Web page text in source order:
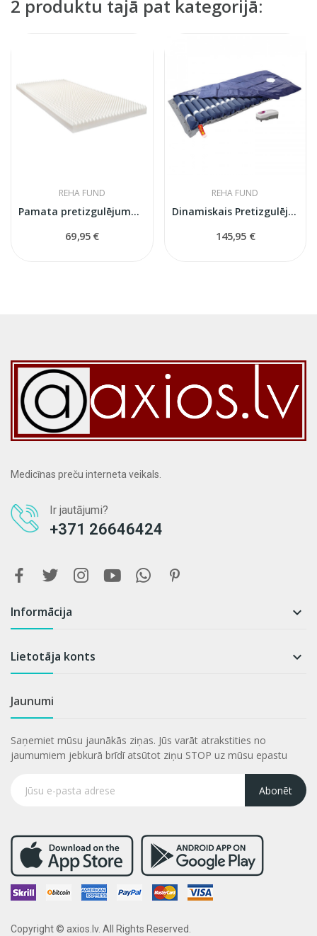
2 produktu tajā pat kategorijā:
REHA FUND
Pamata pretizgulējuma putu matracis
69,95 €
REHA FUND
Dinamiskais Pretizgulējuma matracis ar kompresoru
145,95 €
Medicīnas preču interneta veikals.
Ir jautājumi?
+371 26646424
Informācija 
Lietotāja konts 
Jaunumi
Saņemiet mūsu jaunākās ziņas. Jūs varāt atrakstities no
jaumumiem jebkurā brīdī atsūtot ziņu STOP uz mūsu epastu
Abonēt
Copyright © axios.lv. All Rights Reserved.